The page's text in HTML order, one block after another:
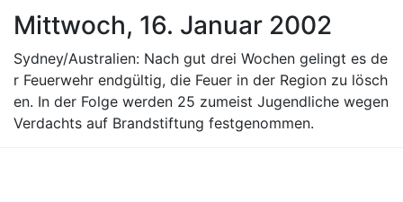
Mittwoch, 16. Januar 2002
Sydney/Australien: Nach gut drei Wochen gelingt es de
r Feuerwehr endgültig, die Feuer in der Region zu lösch
en. In der Folge werden 25 zumeist Jugendliche wegen
Verdachts auf Brandstiftung festgenommen.